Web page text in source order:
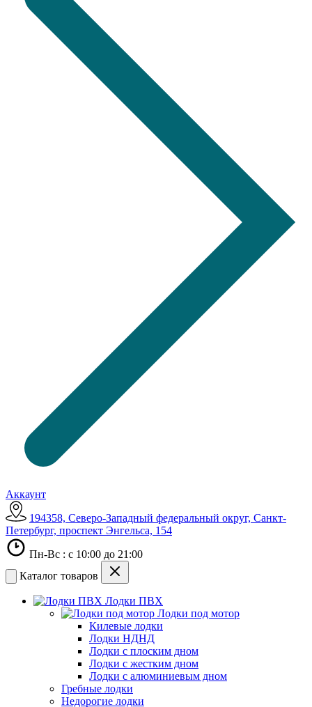
Аккаунт
194358, Северо-Западный федеральный округ, Санкт-
Петербург, проспект Энгельса, 154
Пн-Вс : с 10:00 до 21:00
Каталог товаров
Лодки ПВХ
Лодки под мотор
Килевые лодки
Лодки НДНД
Лодки с плоским дном
Лодки с жестким дном
Лодки с алюминиевым дном
Гребные лодки
Недорогие лодки